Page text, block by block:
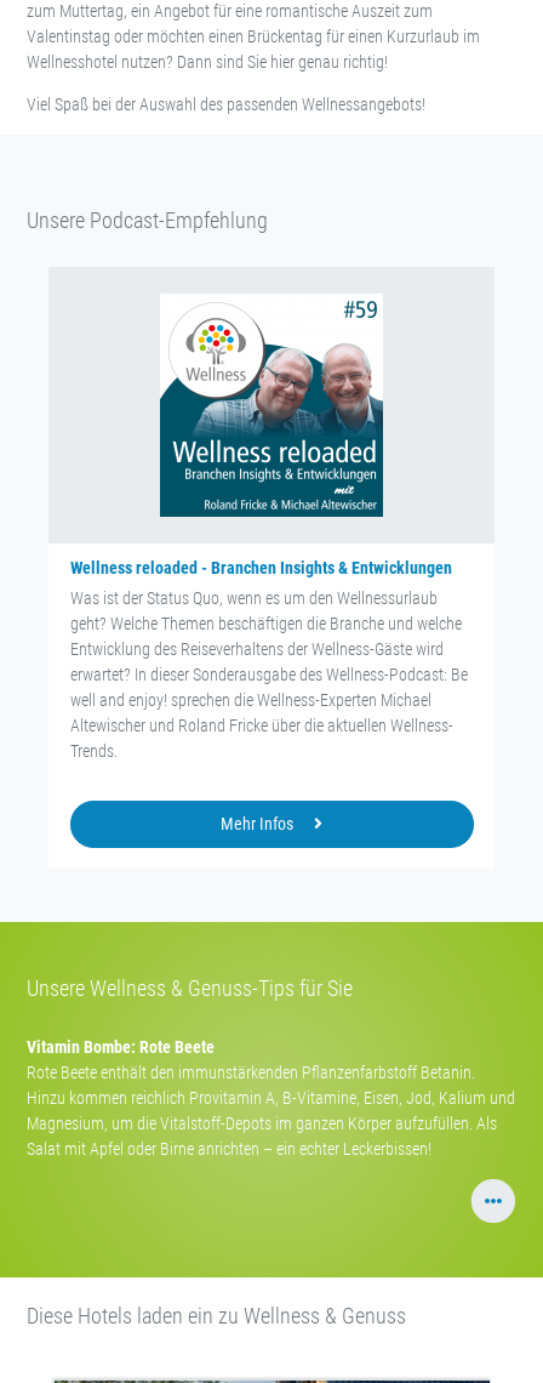
zum Muttertag, ein Angebot für eine romantische Auszeit zum
Valentinstag oder möchten einen Brückentag für einen Kurzurlaub im
Wellnesshotel nutzen? Dann sind Sie hier genau richtig!
Viel Spaß bei der Auswahl des passenden Wellnessangebots!
Unsere Podcast-Empfehlung
Wellness reloaded - Branchen Insights & Entwicklungen
Was ist der Status Quo, wenn es um den Wellnessurlaub
geht? Welche Themen beschäftigen die Branche und welche
Entwicklung des Reiseverhaltens der Wellness-Gäste wird
erwartet? In dieser Sonderausgabe des Wellness-Podcast: Be
well and enjoy! sprechen die Wellness-Experten Michael
Altewischer und Roland Fricke über die aktuellen Wellness-
Trends.
Mehr Infos
Unsere Wellness & Genuss-Tips für Sie
Vitamin Bombe: Rote Beete
Rote Beete enthält den immunstärkenden Pflanzenfarbstoff Betanin.
Hinzu kommen reichlich Provitamin A, B-Vitamine, Eisen, Jod, Kalium und
Magnesium, um die Vitalstoff-Depots im ganzen Körper aufzufüllen. Als
Salat mit Apfel oder Birne anrichten – ein echter Leckerbissen!
Diese Hotels laden ein zu Wellness & Genuss